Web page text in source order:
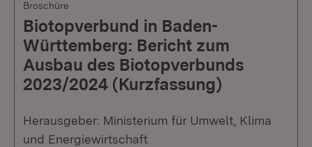
Broschüre
Biotopverbund in Baden-
Württemberg: Bericht zum
Ausbau des Biotopverbunds
2023/2024 (Kurzfassung)
Herausgeber: Ministerium für Umwelt, Klima
und Energiewirtschaft